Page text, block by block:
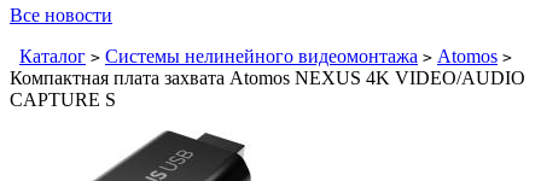
Все новости
Каталог > Системы нелинейного видеомонтажа > Atomos >
Компактная плата захвата Atomos NEXUS 4K VIDEO/AUDIO
CAPTURE S